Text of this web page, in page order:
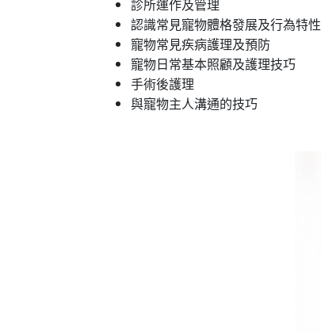
診所運作及管理
認識常見寵物體格發展及行為特性
寵物常見疾病護理及預防
寵物日常基本照顧及護理技巧
手術後護理
與寵物主人溝通的技巧